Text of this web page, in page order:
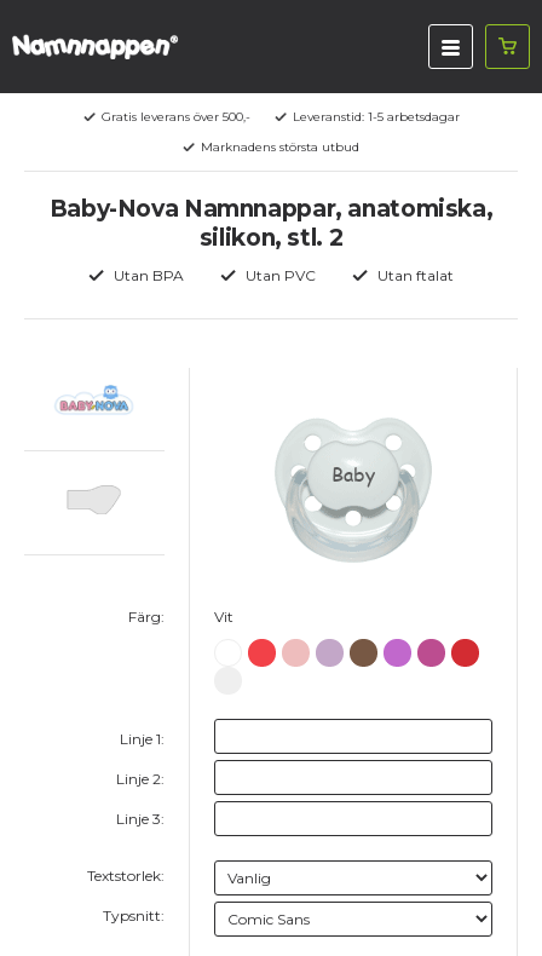
Gratis leverans över 500,-
Leveranstid: 1-5 arbetsdagar
Marknadens största utbud
Baby-Nova Namnnappar, anatomiska,
silikon, stl. 2
Utan BPA Utan PVC Utan ftalat
Färg:
Linje 1:
Linje 2:
Linje 3:
Textstorlek:
Typsnitt:
Baby
Vit